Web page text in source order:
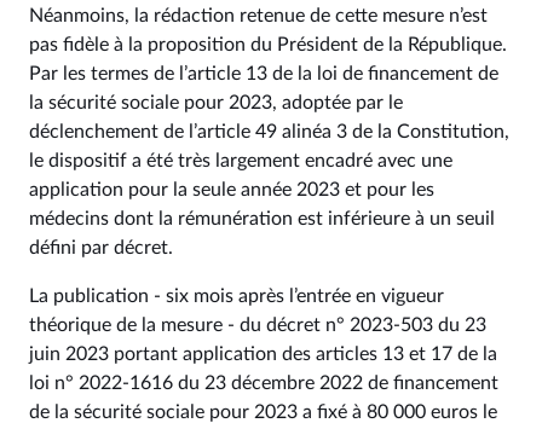
Néanmoins, la rédaction retenue de cette mesure n’est
pas fidèle à la proposition du Président de la République.
Par les termes de l’article 13 de la loi de financement de
la sécurité sociale pour 2023, adoptée par le
déclenchement de l’article 49 alinéa 3 de la Constitution,
le dispositif a été très largement encadré avec une
application pour la seule année 2023 et pour les
médecins dont la rémunération est inférieure à un seuil
défini par décret.
La publication - six mois après l’entrée en vigueur
théorique de la mesure - du décret n° 2023-503 du 23
juin 2023 portant application des articles 13 et 17 de la
loi n° 2022-1616 du 23 décembre 2022 de financement
de la sécurité sociale pour 2023 a fixé à 80 000 euros le